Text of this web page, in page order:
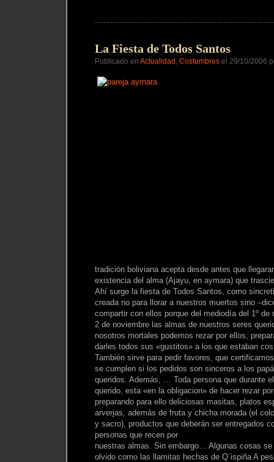
La Fiesta de Todos Santos
Publicado en Actualidad , Costumbres el 29/10/2006
tradición boliviana acepta desde antes que
existencia del alma (Ajayu, en aymara) que
Ahí surge la fiesta de Todos Santos, como
creada no para llorar a nuestros muertos sino
compartir con ellos porque del mediodía del 1º de
2 de noviembre las almas de nuestros seres
nosotros mortales podemos rezar por ellos,
darles todos sus «gustitos» a los que estaban
También sirve para pedir favores, que
se cumplen si los pedidos son sinceros a los
queridos. Además, … Toda persona que durante
querido, esta «en la obligacion» de hacer rezar
preparando para ello deliciosas masitas, platos
arverjas, además de fruta y chicha morada (el
y sacro), productos que deberán ser entregados
personas que recen por
nuestras almas. Sin embargo… Algunas cosas se
olvido como las llamitas hechas de Q´ispiña A